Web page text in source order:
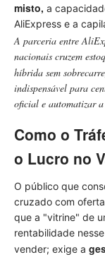
misto, a
AliExpress e a
A parceria entre
nacionais cruzem
híbrida sem
indispensável para
oficial e automatizar a
Como o
o Lucro no
O público que
cruzado com
que a "vitrine" de
rentabilidade
vender; exige a